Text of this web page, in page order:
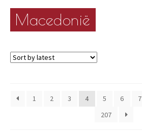
Macedonië
1 2 3 4 5 6 7
207